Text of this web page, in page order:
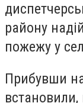
району
пожежу у
Прибувши